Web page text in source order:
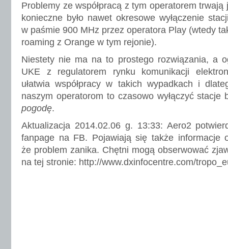
Problemy ze współpracą z tym operatorem
konieczne było nawet okresowe wyłączenie
w paśmie 900 MHz przez operatora Play (wtedy
roaming z Orange w tym rejonie).
Niestety nie ma na to prostego rozwiązania, a
UKE z regulatorem rynku komunikacji
ułatwia współpracy w takich wypadkach i
naszym operatorom to czasowo wyłączyć
pogodę.
Aktualizacja 2014.02.06 g. 13:33: Aero2
fanpage na FB. Pojawiają się także informacje
że problem zanika. Chętni mogą obserwować
na tej stronie: http://www.dxinfocentre.com/